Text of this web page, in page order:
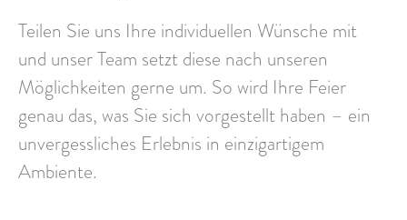
Teilen Sie uns Ihre individuellen Wünsche mit
und unser Team setzt diese nach unseren
Möglichkeiten gerne um. So wird Ihre Feier
genau das, was Sie sich vorgestellt haben – ein
unvergessliches Erlebnis in einzigartigem
Ambiente.